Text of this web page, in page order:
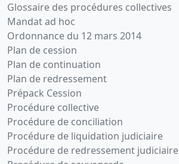
Glossaire des procédures collectives
Mandat ad hoc
Ordonnance du 12 mars 2014
Plan de cession
Plan de continuation
Plan de redressement
Prépack Cession
Procédure collective
Procédure de conciliation
Procédure de liquidation judiciaire
Procédure de redressement judiciaire